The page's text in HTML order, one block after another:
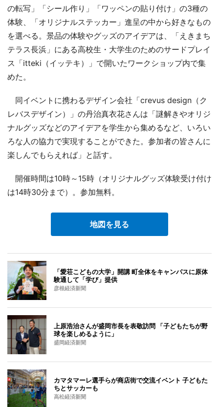
の転写」「シール作り」「ワッペンの貼り付け」の3種の
体験、「オリジナルステッカー」進呈の中から好きなもの
を選べる。景品の体験やグッズのアイデアは、「えきまち
テラス長浜」にある高校生・大学生のためのサードプレイ
ス「itteki（イッテキ）」で開いたワークショップ内で集
めた。
同イベントに携わるデザイン会社「crevus design（ク
レバスデザイン）」の丹治真衣花さんは「謎解きやオリジ
ナルグッズなどのアイデアを学生から集めるなど、いろい
ろな人の協力で実現することができた。参加者の皆さんに
楽しんでもらえれば」と話す。
開催時間は10時～15時（オリジナルグッズ体験受け付け
は14時30分まで）。参加無料。
地図を見る
「愛荘こどもの大学」開講 町全体をキャンパスに原体
験通して「学び」提供
彦根経済新聞
上原浩治さんが盛岡市長を表敬訪問 「子どもたちが野
球を楽しめるように」
盛岡経済新聞
カマタマーレ選手らが商店街で交流イベント 子どもた
ちとサッカーも
高松経済新聞